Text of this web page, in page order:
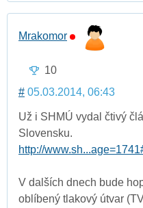
Mrakomor
10
# 05.03.2014, 06:43
Už i SHMÚ vydal čtivý
Slovensku.
http://
V dalších dnech bude
oblíbený tlakový útvar